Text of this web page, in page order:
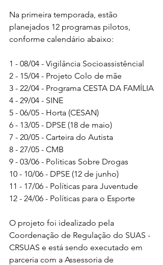
Na primeira temporada, estão
planejados 12 programas pilotos,
conforme calendário abaixo:
1 - 08/04 - Vigilância Socioassistêncial
2 - 15/04 - Projeto Colo de mãe
3 - 22/04 - Programa CESTA DA FAMÍLIA
4 - 29/04 - SINE
5 - 06/05 - Horta (CESAN)
6 - 13/05 - DPSE (18 de maio)
7 - 20/05 - Carteira do Autista
8 - 27/05 - CMB
9 - 03/06 - Politicas Sobre Drogas
10 - 10/06 - DPSE (12 de junho)
11 - 17/06 - Políticas para Juventude
12 - 24/06 - Políticas para o Esporte
O projeto foi idealizado pela
Coordenação de Regulação do SUAS -
CRSUAS e está sendo executado em
parceria com a Assessoria de